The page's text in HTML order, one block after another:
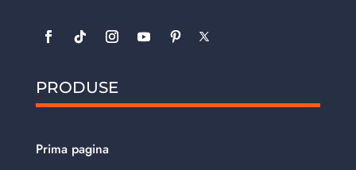
PRODUSE
Prima pagina